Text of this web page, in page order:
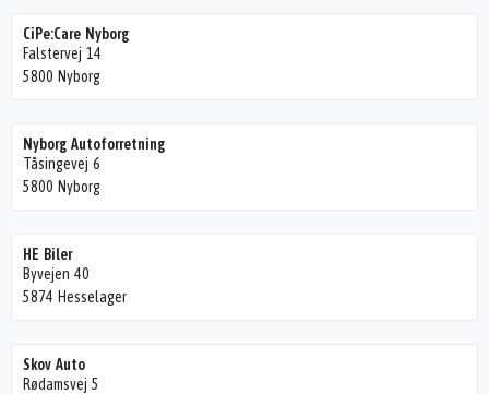
CiPe:Care Nyborg
Falstervej 14
5800 Nyborg
Nyborg Autoforretning
Tåsingevej 6
5800 Nyborg
HE Biler
Byvejen 40
5874 Hesselager
Skov Auto
Rødamsvej 5